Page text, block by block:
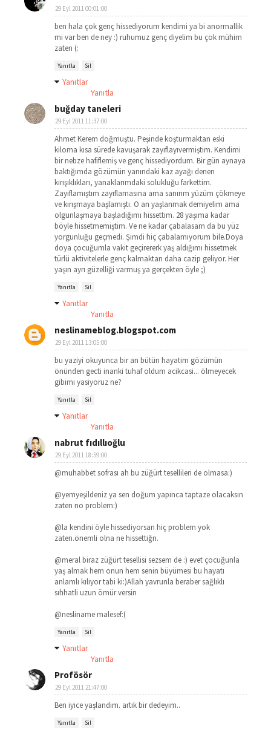
29 Eyl 2011 00:01:00
ben hala çok genç hissediyorum kendimi ya bi anormallik
mi var ben de ney :) ruhumuz genç diyelim bu çok mühim
zaten (:
Yanıtla Sil
Yanıtlar
Yanıtla
buğday taneleri
29 Eyl 2011 11:37:00
Ahmet Kerem doğmuştu. Peşinde koşturmaktan eski
kiloma kısa sürede kavuşarak zayıflayıvermiştim. Kendimi
bir nebze hafiflemiş ve genç hissediyordum. Bir gün aynaya
baktığımda gözümün yanındaki kaz ayağı denen
kırışıklıkları, yanaklarımdaki solukluğu farkettim.
Zayıflamıştım zayıflamasına ama sanırım yüzüm çökmeye
ve kırışmaya başlamıştı. O an yaşlanmak demiyelim ama
olgunlaşmaya başladığımı hissettim. 28 yaşıma kadar
böyle hissetmemiştim. Ve ne kadar çabalasam da bu yüz
yorgunluğu geçmedi. Şimdi hiç çabalamıyorum bile.Doya
doya çocuğumla vakit geçirererk yaş aldığımı hissetmek
türlü aktivitelerle genç kalmaktan daha cazip geliyor. Her
yaşın ayrı güzelliği varmuş ya gerçekten öyle ;)
Yanıtla Sil
Yanıtlar
Yanıtla
neslinameblog.blogspot.com
29 Eyl 2011 13:05:00
bu yaziyi okuyunca bir an bütün hayatim gözümün
önünden gecti inanki tuhaf oldum acikcasi... ölmeyecek
gibimi yasiyoruz ne?
Yanıtla Sil
Yanıtlar
Yanıtla
nabrut fıdıllıoğlu
29 Eyl 2011 18:59:00
@muhabbet sofrası ah bu züğürt tesellileri de olmasa:)
@yemyeşildeniz ya sen doğum yapınca taptaze olacaksın
zaten no problem:)
@la kendini öyle hissediyorsan hiç problem yok
zaten.önemli olna ne hissettiğn.
@meral biraz züğürt tesellisi sezsem de :) evet çocuğunla
yaş almak hem onun hem senin büyümesi bu hayatı
anlamlı kılıyor tabi ki:)Allah yavrunla beraber sağlıklı
sıhhatli uzun ömür versin
@nesliname malesef:(
Yanıtla Sil
Yanıtlar
Yanıtla
Profösör
29 Eyl 2011 21:47:00
Ben iyice yaşlandım. artık bir dedeyim..
Yanıtla Sil